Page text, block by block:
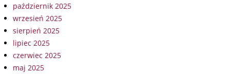
październik 2025
wrzesień 2025
sierpień 2025
lipiec 2025
czerwiec 2025
maj 2025